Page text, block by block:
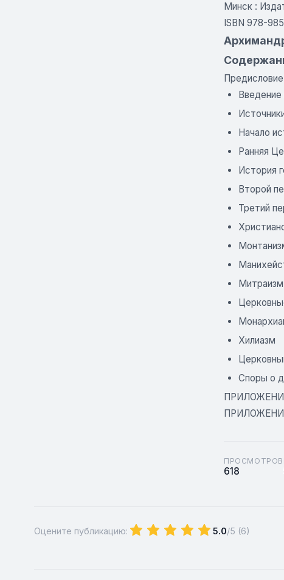
Минск :
ISBN 978-
Введение
Начало
Ранняя
История
Второй
Третий
Хилиазм
Споры о
ПРИЛОЖЕНИЕ
ПРИЛОЖЕНИЕ
ПРОСМОТРОВ
618
Оцените публикацию: 5.0/5 (6)